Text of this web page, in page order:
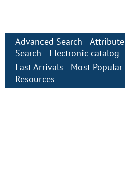
Advanced Search
Attribute
Search
Electronic сatalog
Last Arrivals
Most Popular
Resources